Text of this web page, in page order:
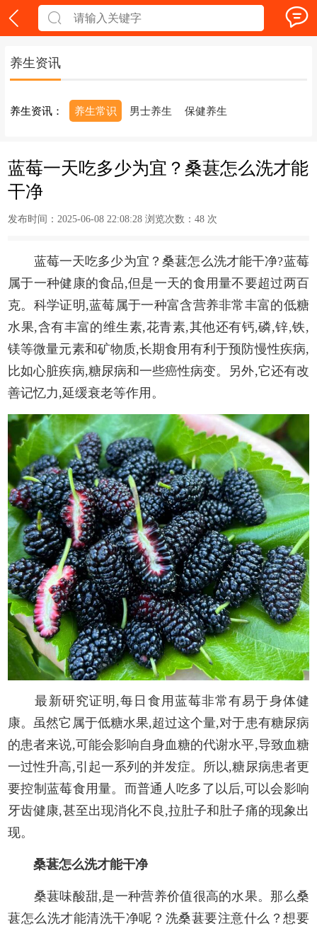
养生资讯
养生资讯： 养生常识 男士养生 保健养生
蓝莓一天吃多少为宜？桑葚怎么洗才能
干净
发布时间：2025-06-08 22:08:28 浏览次数：48 次
蓝莓一天吃多少为宜？桑葚怎么洗才能干净?蓝莓
属于一种健康的食品,但是一天的食用量不要超过两百
克。科学证明,蓝莓属于一种富含营养非常丰富的低糖
水果,含有丰富的维生素,花青素,其他还有钙,磷,锌,铁,
镁等微量元素和矿物质,长期食用有利于预防慢性疾病,
比如心脏疾病,糖尿病和一些癌性病变。另外,它还有改
善记忆力,延缓衰老等作用。
最新研究证明,每日食用蓝莓非常有易于身体健
康。虽然它属于低糖水果,超过这个量,对于患有糖尿病
的患者来说,可能会影响自身血糖的代谢水平,导致血糖
一过性升高,引起一系列的并发症。所以,糖尿病患者更
要控制蓝莓食用量。而普通人吃多了以后,可以会影响
牙齿健康,甚至出现消化不良,拉肚子和肚子痛的现象出
现。
桑葚怎么洗才能干净
桑葚味酸甜,是一种营养价值很高的水果。那么桑
葚怎么洗才能清洗干净呢？洗桑葚要注意什么？想要